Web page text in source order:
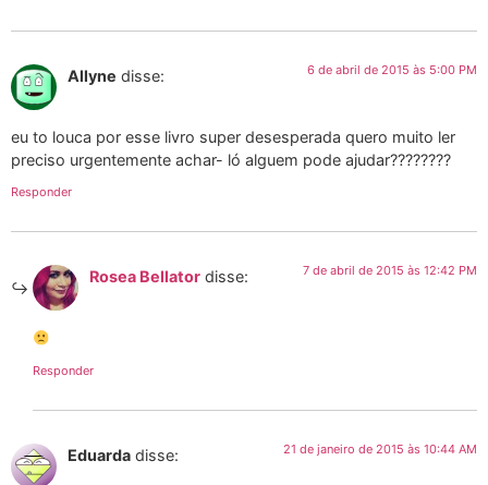
Allyne disse: 6 de abril de 2015 às 5:00 PM
eu to louca por esse livro super desesperada quero muito ler
preciso urgentemente achar- ló alguem pode ajudar????????
Responder
Rosea Bellator disse: 7 de abril de 2015 às 12:42 PM
Responder
Eduarda disse: 21 de janeiro de 2015 às 10:44 AM